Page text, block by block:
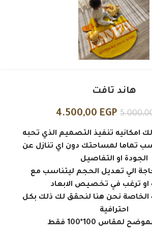
هاند تافت
4.500,00 EGP
لك امكانيه تنفيذ التصميم الذي تحبه
تماما لمساحتك دون اي تنازل عن
الجودة او التفاصيل
الي تعديل الحجم ليتناسب مع
او ترغب في تخصيص الابعاد
نحن هنا لنحقق لك ذلك بكل
احترافية
لمقاس 100*100 فقط